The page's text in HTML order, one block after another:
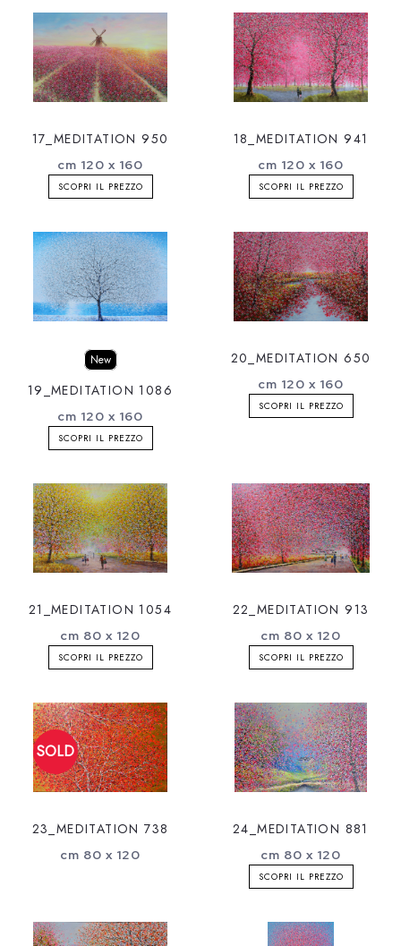
17_MEDITATION 950
cm 120 x 160
SCOPRI IL PREZZO
18_MEDITATION 941
cm 120 x 160
SCOPRI IL PREZZO
New
19_MEDITATION 1086
cm 120 x 160
SCOPRI IL PREZZO
20_MEDITATION 650
cm 120 x 160
SCOPRI IL PREZZO
21_MEDITATION 1054
cm 80 x 120
SCOPRI IL PREZZO
22_MEDITATION 913
cm 80 x 120
SCOPRI IL PREZZO
23_MEDITATION 738
cm 80 x 120
24_MEDITATION 881
cm 80 x 120
SCOPRI IL PREZZO